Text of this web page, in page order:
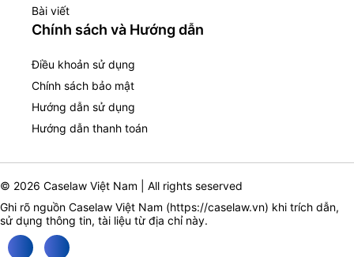
Bài viết
Chính sách và Hướng dẫn
Điều khoản sử dụng
Chính sách bảo mật
Hướng dẫn sử dụng
Hướng dẫn thanh toán
© 2026 Caselaw Việt Nam | All rights seserved
Ghi rõ nguồn Caselaw Việt Nam (https://caselaw.vn) khi trích dẫn,
sử dụng thông tin, tài liệu từ địa chỉ này.